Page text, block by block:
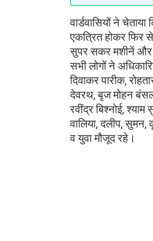
वार्डवासियों ने
एकत्रित होकर फिर
सुपर सकर मशीनें और
सभी लोगों ने
दिवाकर पारीक,
देवरथ, बृज मोहन बंसल,
रवींद्र बिश्नोई,
वालिया, दलीप, सुमन,
व युवा मौजूद रहे।